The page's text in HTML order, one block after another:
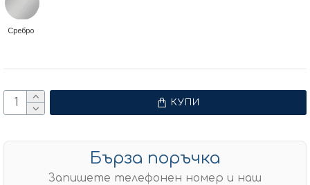
Сребро
КУПИ
Бърза поръчка
Запишете телефонен номер и наш